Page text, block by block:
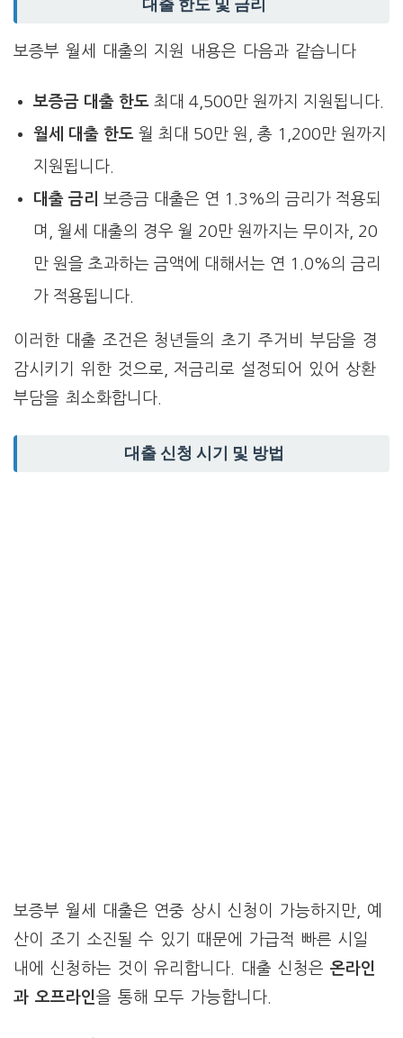
대출 한도 및 금리
보증부 월세 대출의 지원 내용은 다음과 같습니다
보증금 대출 한도최대 4,500만 원까지 지원됩니다.
월세 대출 한도월 최대 50만 원, 총 1,200만 원까지
지원됩니다.
대출 금리 보증금 대출은 연 1.3%의 금리가 적용되
며, 월세 대출의 경우 월 20만 원까지는 무이자, 20
만 원을 초과하는 금액에 대해서는 연 1.0%의 금리
가 적용됩니다.
이러한 대출 조건은 청년들의 초기 주거비 부담을 경
감시키기 위한 것으로, 저금리로 설정되어 있어 상환
부담을 최소화합니다.
대출 신청 시기 및 방법
보증부 월세 대출은 연중 상시 신청이 가능하지만, 예
산이 조기 소진될 수 있기 때문에 가급적 빠른 시일
내에 신청하는 것이 유리합니다. 대출 신청은 온라인
과 오프라인을 통해 모두 가능합니다.